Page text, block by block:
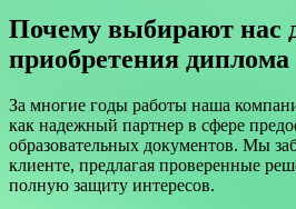
Почему выбирают нас
приобретения диплома
За многие годы работы наша
как надежный партнер в сфере
образовательных документов. Мы
клиенте, предлагая проверенные
полную защиту интересов.